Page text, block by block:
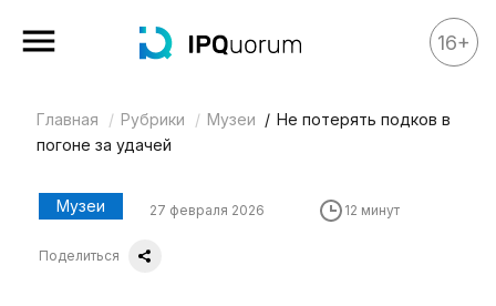
Все материалы
Аналитика
Legal review
16+
Главная Рубрики Музеи
Не потерять подков в
погоне за удачей
Музеи 27 февраля 2026 12 минут
Поделиться